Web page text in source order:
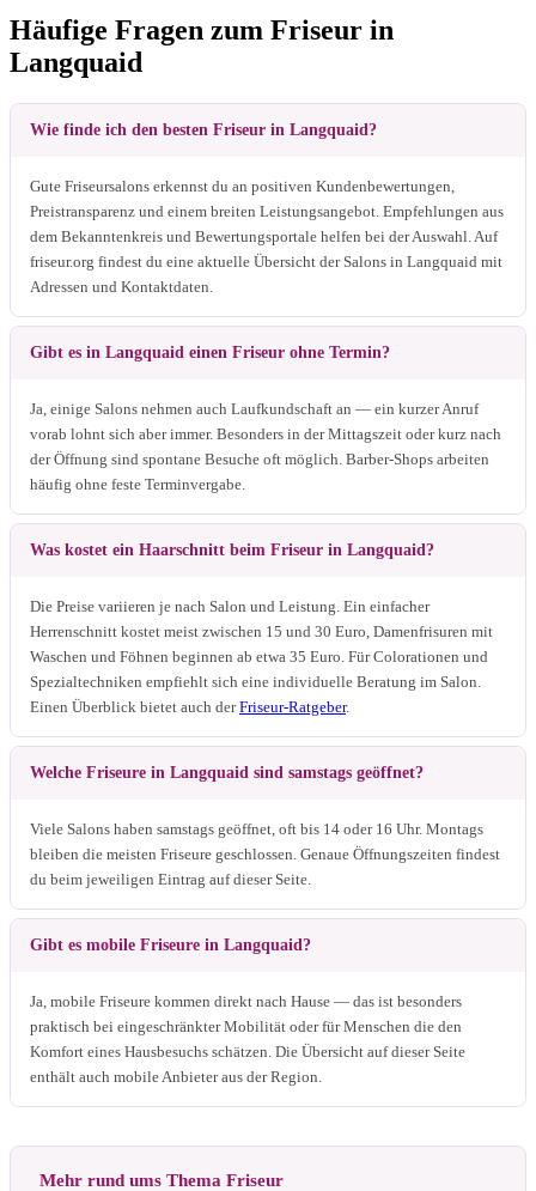
Häufige Fragen zum Friseur in
Langquaid
Wie finde ich den besten Friseur in Langquaid?
Gute Friseursalons erkennst du an positiven Kundenbewertungen,
Preistransparenz und einem breiten Leistungsangebot. Empfehlungen aus
dem Bekanntenkreis und Bewertungsportale helfen bei der Auswahl. Auf
friseur.org findest du eine aktuelle Übersicht der Salons in Langquaid mit
Adressen und Kontaktdaten.
Gibt es in Langquaid einen Friseur ohne Termin?
Ja, einige Salons nehmen auch Laufkundschaft an — ein kurzer Anruf
vorab lohnt sich aber immer. Besonders in der Mittagszeit oder kurz nach
der Öffnung sind spontane Besuche oft möglich. Barber-Shops arbeiten
häufig ohne feste Terminvergabe.
Was kostet ein Haarschnitt beim Friseur in Langquaid?
Die Preise variieren je nach Salon und Leistung. Ein einfacher
Herrenschnitt kostet meist zwischen 15 und 30 Euro, Damenfrisuren mit
Waschen und Föhnen beginnen ab etwa 35 Euro. Für Colorationen und
Spezialtechniken empfiehlt sich eine individuelle Beratung im Salon.
Einen Überblick bietet auch derFriseur-Ratgeber.
Welche Friseure in Langquaid sind samstags geöffnet?
Viele Salons haben samstags geöffnet, oft bis 14 oder 16 Uhr. Montags
bleiben die meisten Friseure geschlossen. Genaue Öffnungszeiten findest
du beim jeweiligen Eintrag auf dieser Seite.
Gibt es mobile Friseure in Langquaid?
Ja, mobile Friseure kommen direkt nach Hause — das ist besonders
praktisch bei eingeschränkter Mobilität oder für Menschen die den
Komfort eines Hausbesuchs schätzen. Die Übersicht auf dieser Seite
enthält auch mobile Anbieter aus der Region.
Mehr rund ums Thema Friseur